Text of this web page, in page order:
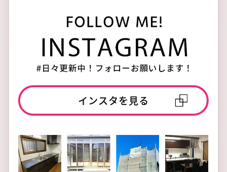
インスタを見る